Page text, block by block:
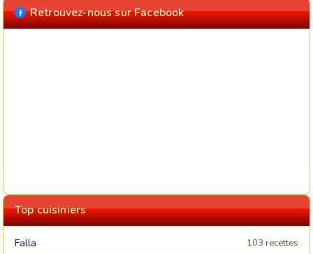
Retrouvez-nous sur Facebook
Top cuisiniers
Falla 103 recettes